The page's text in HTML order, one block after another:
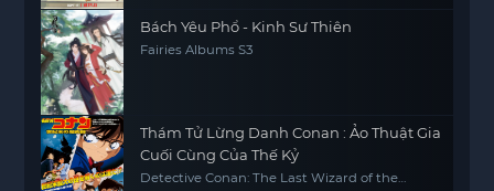
Bách Yêu Phổ - Kinh Sư Thiên
Fairies Albums S3
Thám Tử Lừng Danh Conan : Ảo Thuật Gia
Cuối Cùng Của Thế Kỷ
Detective Conan: The Last Wizard of the